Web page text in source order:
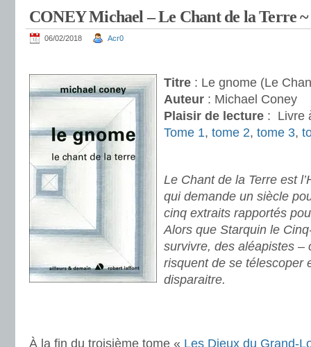
CONEY Michael – Le Chant de la Terre ~
06/02/2018 Acr0
Titre : Le gnome (Le
Auteur : Michael Coney
Plaisir de lecture : Livre
Tome 1, tome 2, tome 3,
Le Chant de la Terre est
qui demande un siècle
cinq extraits rapportés
Alors que Starquin le
survivre, des aléapistes –
risquent de se télescoper
disparaitre.
À la fin du troisième tome « Les Dieux du Grand-